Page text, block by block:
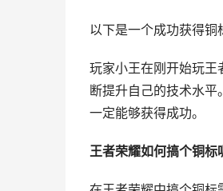
以下是一个成功获得铜
玩家小王在刚开始玩王
断提升自己的技术水
一定能够获得成功。
王者荣耀如何搞个铜标